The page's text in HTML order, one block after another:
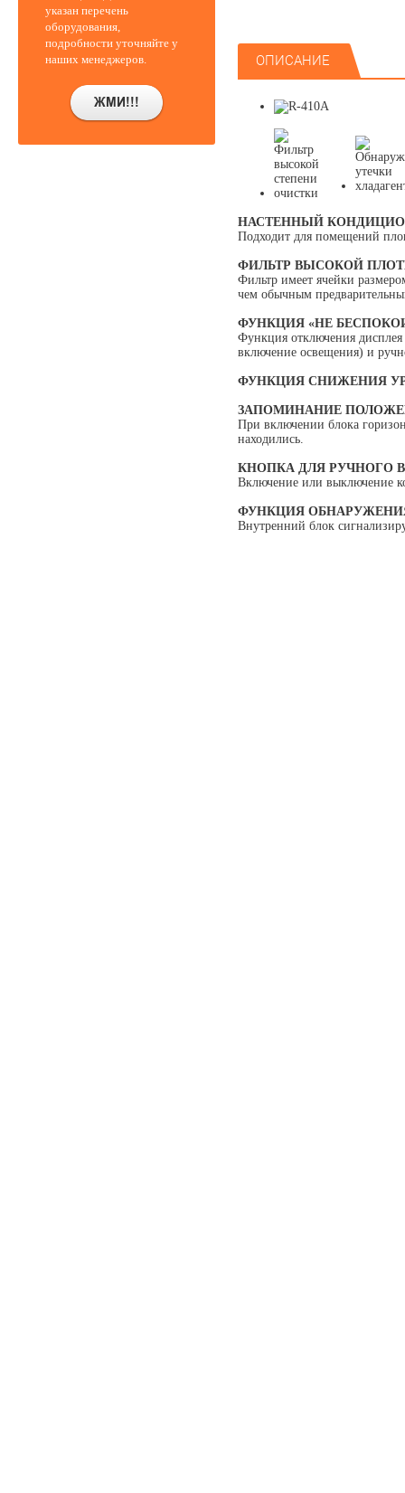
указан перечень
оборудования,
подробности уточняйте у
наших менеджеров.
ОПИСАНИЕ
НАСТЕННЫЙ
Подходит для помещений
ФИЛЬТР ВЫСОКОЙ
Фильтр имеет ячейки
чем обычным
ФУНКЦИЯ «НЕ
Функция отключения
включение освещения) и
ФУНКЦИЯ СНИЖЕНИЯ
ЗАПОМИНАНИЕ
При включении блока
находились.
КНОПКА ДЛЯ РУЧНОГО
Включение или выключение
ФУНКЦИЯ
Внутренний блок